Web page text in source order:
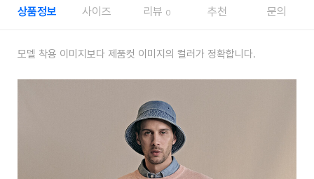
상품정보 사이즈 리뷰 0 추천 문의
모델 착용 이미지보다 제품컷 이미지의 컬러가 정확합니다.